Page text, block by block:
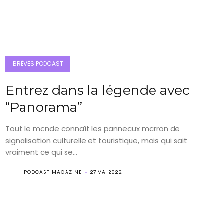
BRÈVES PODCAST
Entrez dans la légende avec
“Panorama”
Tout le monde connaît les panneaux marron de
signalisation culturelle et touristique, mais qui sait
vraiment ce qui se...
PODCAST MAGAZINE 27 MAI 2022